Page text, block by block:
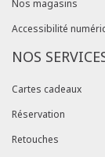
Nos magasins
Accessibilité
NOS
Cartes cadeaux
Réservation
Retouches